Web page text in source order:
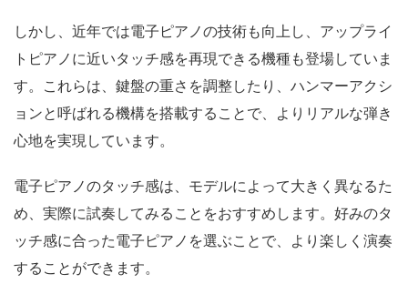
しかし、近年では電子ピアノの技術も向上し、アップライ
トピアノに近いタッチ感を再現できる機種も登場していま
す。これらは、鍵盤の重さを調整したり、ハンマーアクシ
ョンと呼ばれる機構を搭載することで、よりリアルな弾き
心地を実現しています。
電子ピアノのタッチ感は、モデルによって大きく異なるた
め、実際に試奏してみることをおすすめします。好みのタ
ッチ感に合った電子ピアノを選ぶことで、より楽しく演奏
することができます。